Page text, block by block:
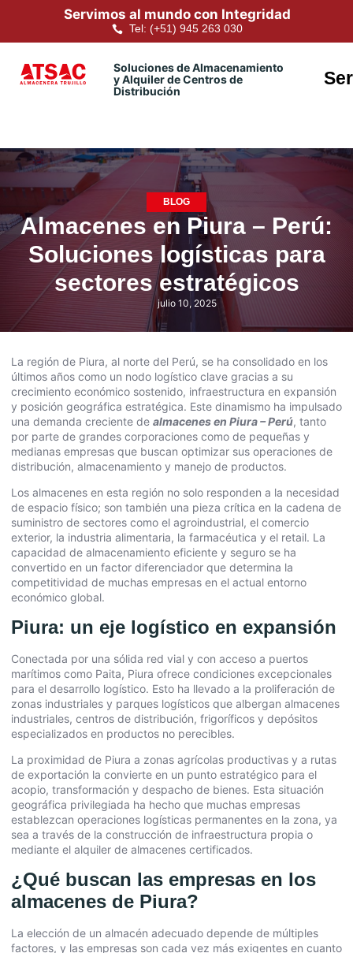
Servimos al mundo con Integridad
Tel: (+51) 945 263 030
Soluciones de Almacenamiento
y Alquiler de Centros de
Distribución
BLOG
Almacenes en Piura – Perú:
Soluciones logísticas para
sectores estratégicos
julio 10, 2025
La región de Piura, al norte del Perú, se ha consolidado en los
últimos años como un nodo logístico clave gracias a su
crecimiento económico sostenido, infraestructura en expansión
y posición geográfica estratégica. Este dinamismo ha impulsado
una demanda creciente de almacenes en Piura – Perú, tanto
por parte de grandes corporaciones como de pequeñas y
medianas empresas que buscan optimizar sus operaciones de
distribución, almacenamiento y manejo de productos.
Los almacenes en esta región no solo responden a la necesidad
de espacio físico; son también una pieza crítica en la cadena de
suministro de sectores como el agroindustrial, el comercio
exterior, la industria alimentaria, la farmacéutica y el retail. La
capacidad de almacenamiento eficiente y seguro se ha
convertido en un factor diferenciador que determina la
competitividad de muchas empresas en el actual entorno
económico global.
Piura: un eje logístico en expansión
Conectada por una sólida red vial y con acceso a puertos
marítimos como Paita, Piura ofrece condiciones excepcionales
para el desarrollo logístico. Esto ha llevado a la proliferación de
zonas industriales y parques logísticos que albergan almacenes
industriales, centros de distribución, frigoríficos y depósitos
especializados en productos no perecibles.
La proximidad de Piura a zonas agrícolas productivas y a rutas
de exportación la convierte en un punto estratégico para el
acopio, transformación y despacho de bienes. Esta situación
geográfica privilegiada ha hecho que muchas empresas
establezcan operaciones logísticas permanentes en la zona, ya
sea a través de la construcción de infraestructura propia o
mediante el alquiler de almacenes certificados.
¿Qué buscan las empresas en los
almacenes de Piura?
La elección de un almacén adecuado depende de múltiples
factores, y las empresas son cada vez más exigentes en cuanto